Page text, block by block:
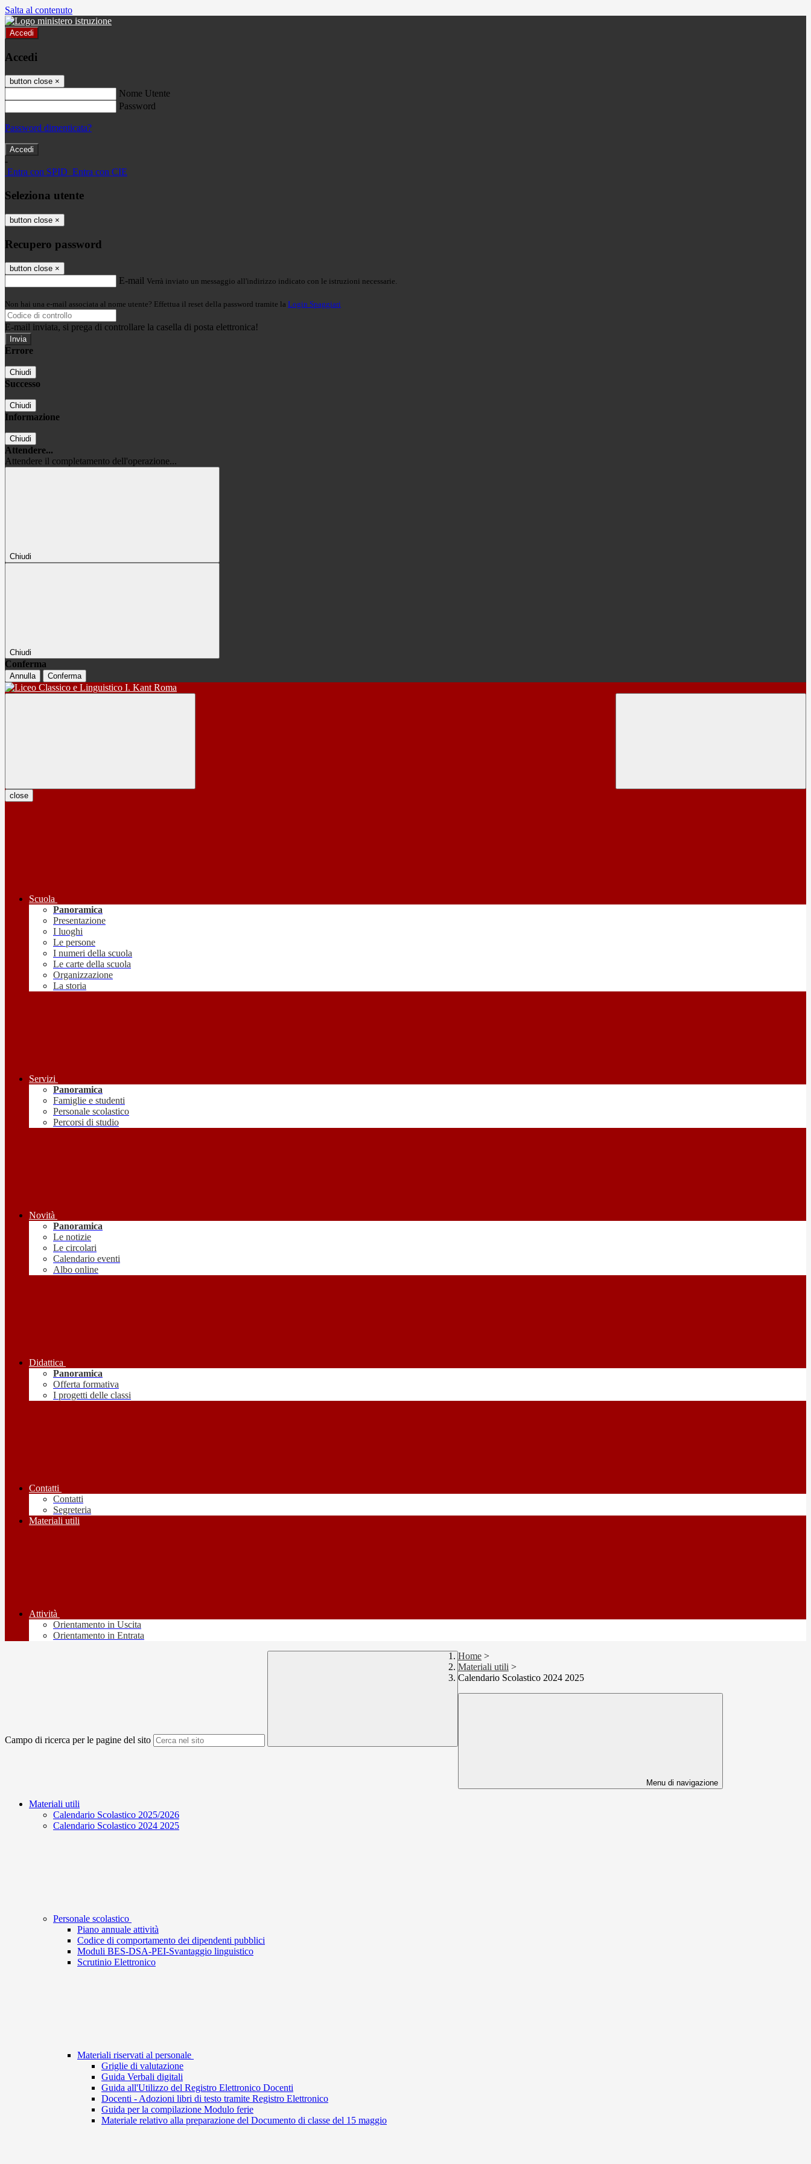
Salta al contenuto
Accedi
Accedi
button close ×
Nome Utente
Password
Password dimenticata?
-
Entra con SPID Entra con CIE
Seleziona utente
button close ×
Recupero password
button close ×
E-mail Verrà inviato un messaggio all'indirizzo indicato con le istruzioni necessarie.
Non hai una e-mail associata al nome utente? Effettua il reset della password tramite la Login Spaggiari
E-mail inviata, si prega di controllare la casella di posta elettronica!
Errore
Chiudi
Successo
Chiudi
Informazione
Chiudi
Attendere...
Attendere il completamento dell'operazione...
Chiudi
Chiudi
Conferma
Annulla Conferma
close
Scuola
Panoramica
Presentazione
I luoghi
Le persone
I numeri della scuola
Le carte della scuola
Organizzazione
La storia
Servizi
Panoramica
Famiglie e studenti
Personale scolastico
Percorsi di studio
Novità
Panoramica
Le notizie
Le circolari
Calendario eventi
Albo online
Didattica
Panoramica
Offerta formativa
I progetti delle classi
Contatti
Contatti
Segreteria
Materiali utili
Attività
Orientamento in Uscita
Orientamento in Entrata
Campo di ricerca per le pagine del sito
Home >
Materiali utili >
Calendario Scolastico 2024 2025
Menu di navigazione
Materiali utili
Calendario Scolastico 2025/2026
Calendario Scolastico 2024 2025
Personale scolastico
Piano annuale attività
Codice di comportamento dei dipendenti pubblici
Moduli BES-DSA-PEI-Svantaggio linguistico
Scrutinio Elettronico
Materiali riservati al personale
Griglie di valutazione
Guida Verbali digitali
Guida all'Utilizzo del Registro Elettronico Docenti
Docenti - Adozioni libri di testo tramite Registro Elettronico
Guida per la compilazione Modulo ferie
Materiale relativo alla preparazione del Documento di classe del 15 maggio